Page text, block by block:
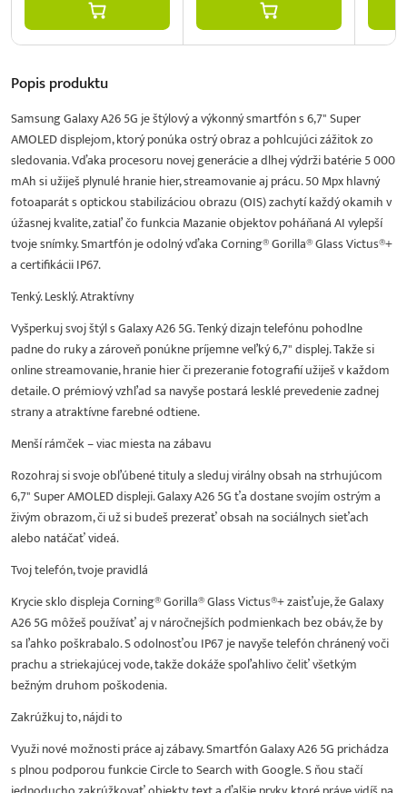
Popisproduktu
Samsung Galaxy A26 5G je štýlový a výkonný smartfón s 6,7" Super
AMOLED displejom, ktorý ponúka ostrý obraz a pohlcujúci zážitok zo
sledovania. Vďaka procesoru novej generácie a dlhej výdrži batérie 5 000
mAh si užiješ plynulé hranie hier, streamovanie aj prácu. 50 Mpx hlavný
fotoaparát s optickou stabilizáciou obrazu (OIS) zachytí každý okamih v
úžasnej kvalite, zatiaľ čo funkcia Mazanie objektov poháňaná AI vylepší
tvoje snímky. Smartfón je odolný vďaka Corning® Gorilla® Glass Victus®+
a certifikácii IP67.
Tenký. Lesklý. Atraktívny
Vyšperkuj svoj štýl s Galaxy A26 5G. Tenký dizajn telefónu pohodlne
padne do ruky a zároveň ponúkne príjemne veľký 6,7" displej. Takže si
online streamovanie, hranie hier či prezeranie fotografií užiješ v každom
detaile. O prémiový vzhľad sa navyše postará lesklé prevedenie zadnej
strany a atraktívne farebné odtiene.
Menší rámček – viac miesta na zábavu
Rozohraj si svoje obľúbené tituly a sleduj virálny obsah na strhujúcom
6,7" Super AMOLED displeji. Galaxy A26 5G ťa dostane svojím ostrým a
živým obrazom, či už si budeš prezerať obsah na sociálnych sieťach
alebo natáčať videá.
Tvoj telefón, tvoje pravidlá
Krycie sklo displeja Corning® Gorilla® Glass Victus®+ zaisťuje, že Galaxy
A26 5G môžeš používať aj v náročnejších podmienkach bez obáv, že by
sa ľahko poškrabalo. S odolnosťou IP67 je navyše telefón chránený voči
prachu a striekajúcej vode, takže dokáže spoľahlivo čeliť všetkým
bežným druhom poškodenia.
Zakrúžkuj to, nájdi to
Využi nové možnosti práce aj zábavy. Smartfón Galaxy A26 5G prichádza
s plnou podporou funkcie Circle to Search with Google. S ňou stačí